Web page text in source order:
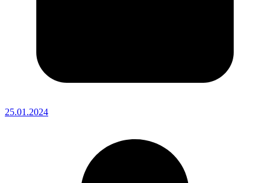
25.01.2024